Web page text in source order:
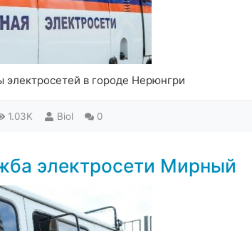
в городе Нерюнгри
1.03K Biol 0
электросети Мирный